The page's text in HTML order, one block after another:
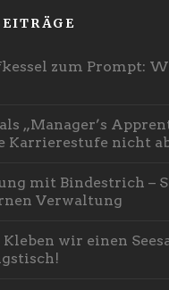
zum Prompt:
„Manager’s
Karrierestufe nicht
mit Bindestrich –
Verwaltung
wir einen